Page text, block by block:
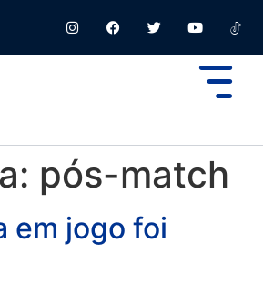
pós-match
em jogo foi